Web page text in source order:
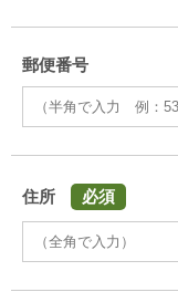
郵便番号
住所 必須